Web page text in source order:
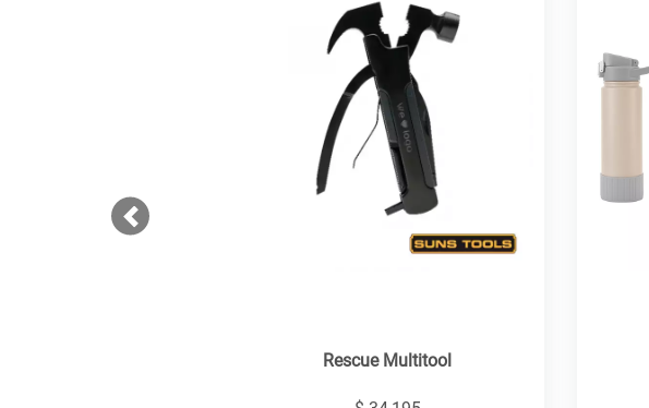
Previous
Rescue Multitool